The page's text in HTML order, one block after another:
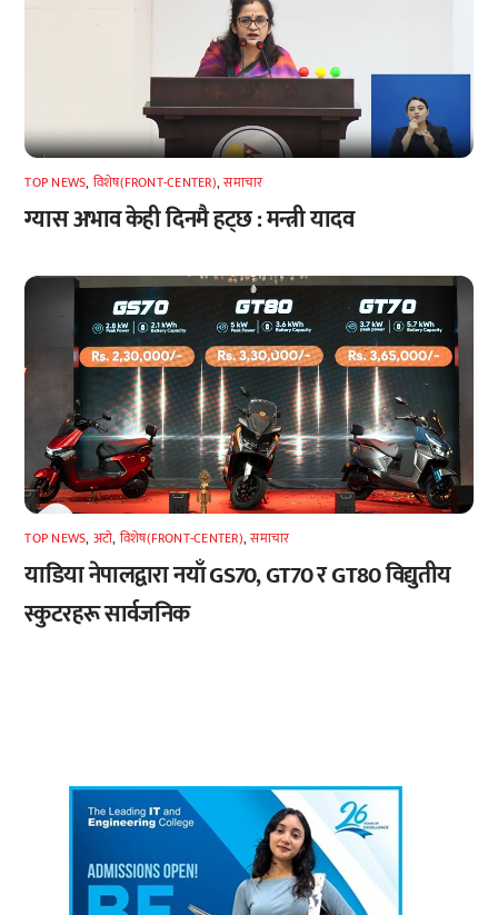
TOP NEWS, विशेष(FRONT-CENTER),समाचार
ग्यास अभाव केही दिनमै हट्छ : मन्त्री यादव
TOP NEWS, अटाे, विशेष(FRONT-CENTER),समाचार
याडिया नेपालद्वारा नयाँ GS70, GT70 र GT80 विद्युतीय
स्कुटरहरू सार्वजनिक